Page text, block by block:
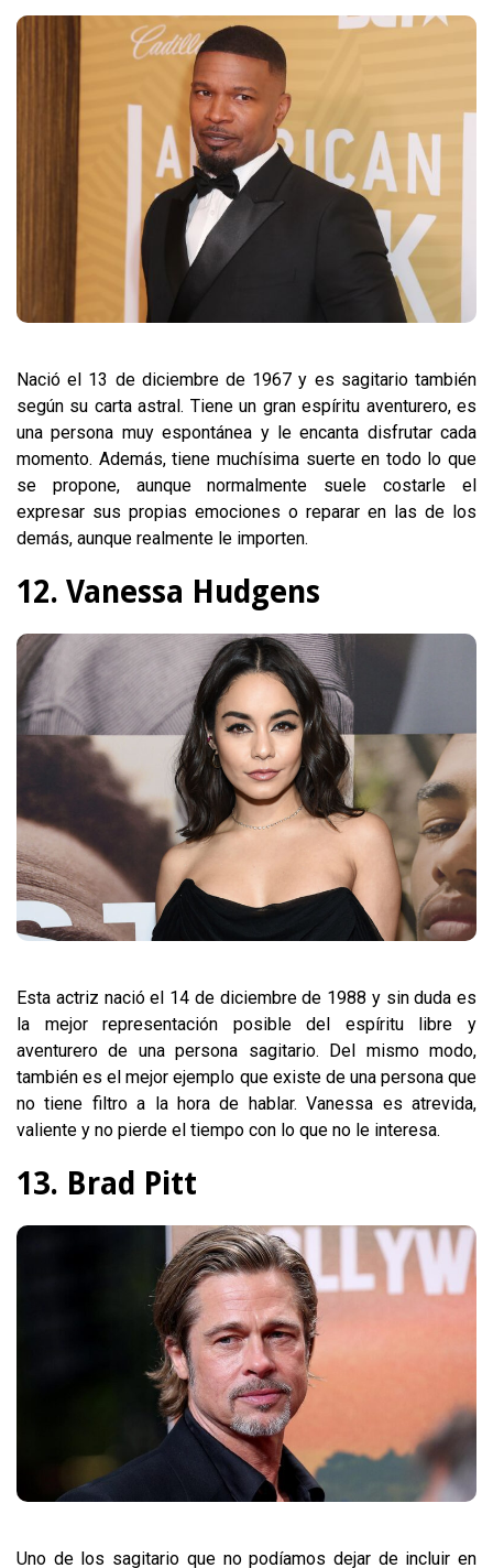
Nació el 13 de diciembre de 1967 y es sagitario también
según su carta astral. Tiene un gran espíritu aventurero, es
una persona muy espontánea y le encanta disfrutar cada
momento. Además, tiene muchísima suerte en todo lo que
se propone, aunque normalmente suele costarle el
expresar sus propias emociones o reparar en las de los
demás, aunque realmente le importen.
12. Vanessa Hudgens
Esta actriz nació el 14 de diciembre de 1988 y sin duda es
la mejor representación posible del espíritu libre y
aventurero de una persona sagitario. Del mismo modo,
también es el mejor ejemplo que existe de una persona que
no tiene filtro a la hora de hablar. Vanessa es atrevida,
valiente y no pierde el tiempo con lo que no le interesa.
13. Brad Pitt
Uno de los sagitario que no podíamos dejar de incluir en